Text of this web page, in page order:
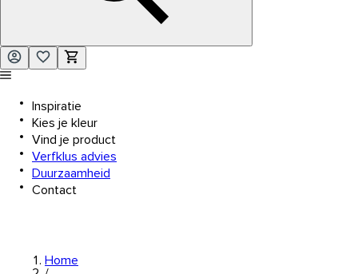
Inspiratie
Kies je kleur
Vind je product
Verfklus advies
Duurzaamheid
Contact
Home